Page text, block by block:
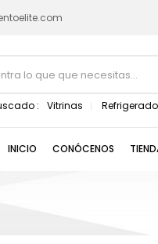
: Vitrinas
INICIO CONÓCENOS